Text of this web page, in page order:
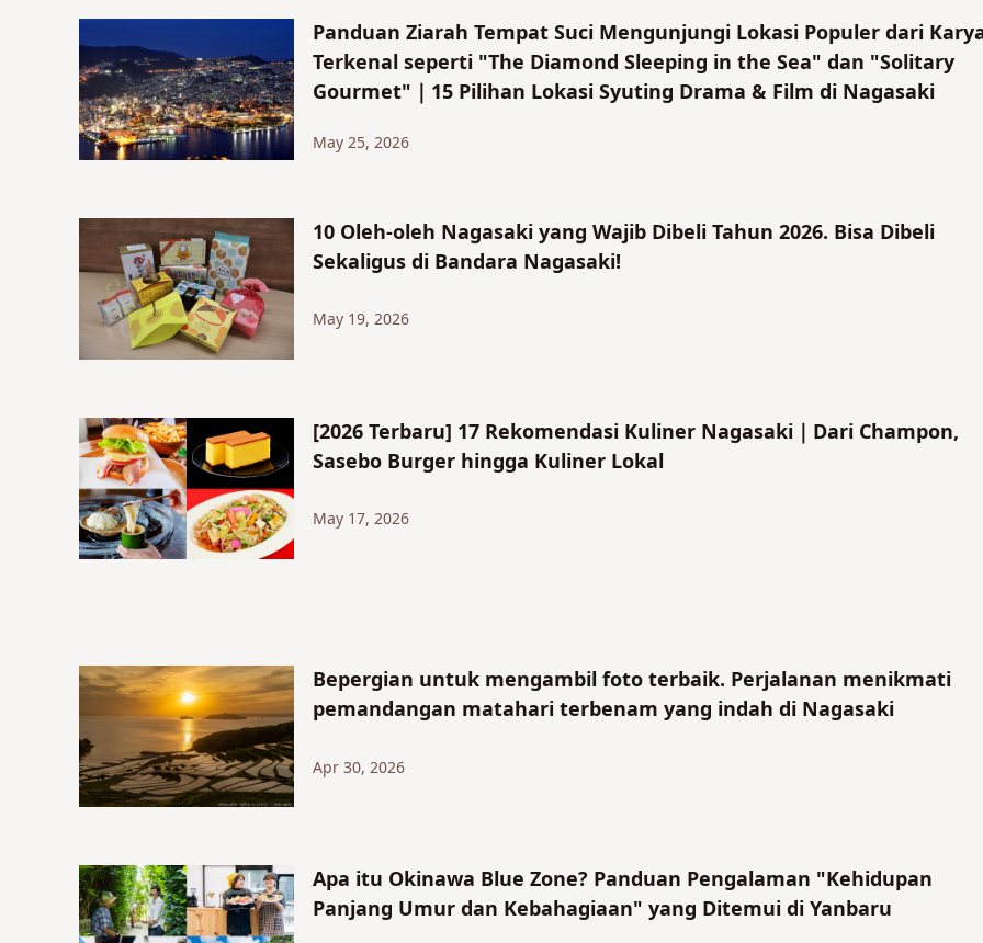
Panduan Ziarah Tempat Suci Mengunjungi Lokasi Populer dari
Terkenal seperti "The Diamond Sleeping in the Sea" dan "Solitary
Gourmet"｜15 Pilihan Lokasi Syuting Drama & Film di Nagasaki
May 25, 2026
10 Oleh-oleh Nagasaki yang Wajib Dibeli Tahun 2026. Bisa Dibeli
Sekaligus di Bandara Nagasaki!
May 19, 2026
[2026 Terbaru] 17 Rekomendasi Kuliner Nagasaki｜Dari Champon,
Sasebo Burger hingga Kuliner Lokal
May 17, 2026
Bepergian untuk mengambil foto terbaik. Perjalanan menikmati
pemandangan matahari terbenam yang indah di Nagasaki
Apr 30, 2026
Apa itu Okinawa Blue Zone? Panduan Pengalaman "Kehidupan
Panjang Umur dan Kebahagiaan" yang Ditemui di Yanbaru